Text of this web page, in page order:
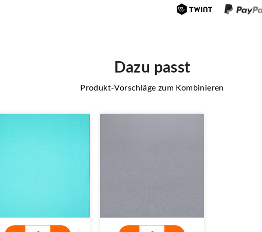
Dazu passt
Produkt-Vorschläge zum Kombinieren